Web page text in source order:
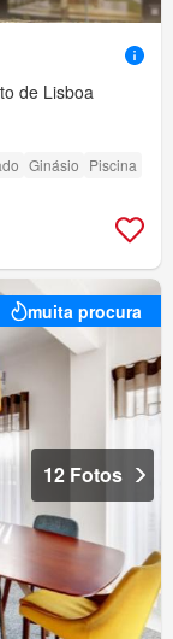
de Lisboa
Ginásio Piscina
muita procura
12 Fotos